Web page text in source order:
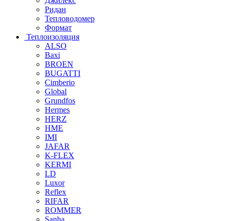
Ридан
Тепловодомер
Формат
Теплоизоляция
ALSO
Baxi
BROEN
BUGATTI
Cimberio
Global
Grundfos
Hermes
HERZ
HME
IMI
JAFAR
K-FLEX
KERMI
LD
Luxor
Reflex
RIFAR
ROMMER
Sanha